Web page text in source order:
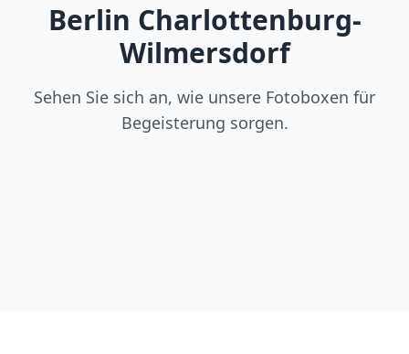
Berlin Charlottenburg-
Wilmersdorf
Sehen Sie sich an, wie unsere Fotoboxen für
Begeisterung sorgen.